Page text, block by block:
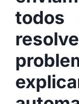
todos